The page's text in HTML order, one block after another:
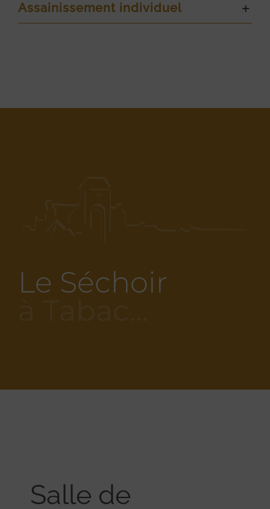
Assainissement individuel
Le Séchoir
Salle de